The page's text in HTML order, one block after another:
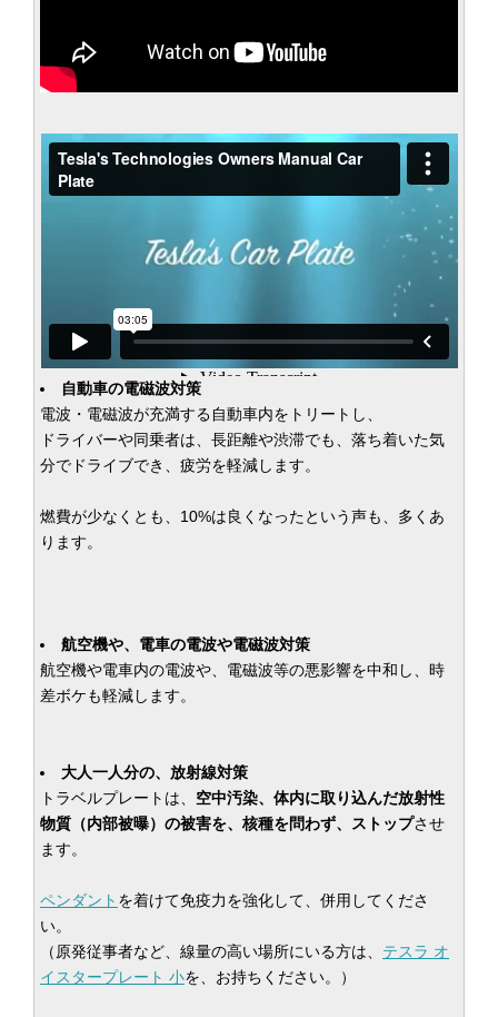
自動車の電磁波対策
電波・電磁波が充満する自動車内をトリートし、
ドライバーや同乗者は、長距離や渋滞でも、落ち着いた気
分でドライブでき、疲労を軽減します。
燃費が少なくとも、10%は良くなったという声も、多くあ
ります。
航空機や、電車の電波や電磁波対策
航空機や電車内の電波や、電磁波等の悪影響を中和し、時
差ボケも軽減します。
大人一人分の、放射線対策
トラベルプレートは、 空中汚染、体内に取り込んだ放射性
物質（内部被曝）の被害を、核種を問わず、ストップさせ
ます。
ペンダント を着けて免疫力を強化して、併用してくださ
い。
（原発従事者など、線量の高い場所にいる方は、 テスラ オ
イスタープレート 小を、お持ちください。）